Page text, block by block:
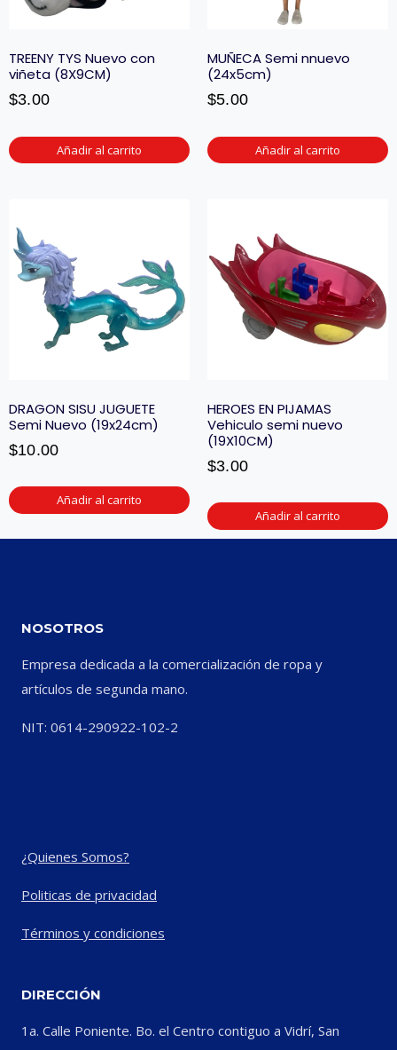
TREENY TYS Nuevo con
viñeta (8X9CM)
$3.00
Añadir al carrito
MUÑECA Semi nnuevo
(24x5cm)
$5.00
Añadir al carrito
DRAGON SISU JUGUETE
Semi Nuevo (19x24cm)
$10.00
Añadir al carrito
HEROES EN PIJAMAS
Vehiculo semi nuevo
(19X10CM)
$3.00
Añadir al carrito
NOSOTROS
Empresa dedicada a la comercialización de ropa y
artículos de segunda mano.
NIT: 0614-290922-102-2
¿Quienes Somos?
Politicas de privacidad
Términos y condiciones
DIRECCIÓN
1a. Calle Poniente. Bo. el Centro contiguo a Vidrí, San